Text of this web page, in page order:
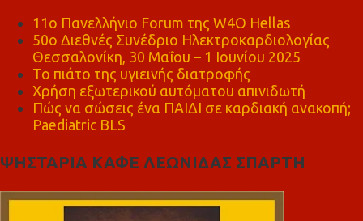
11ο Πανελλήνιο Forum της W4O Hellas
50ο Διεθνές Συνέδριο Ηλεκτροκαρδιολογίας
Θεσσαλονίκη, 30 Μαΐου – 1 Ιουνίου 2025
Το πιάτο της υγιεινής διατροφής
Χρήση εξωτερικού αυτόματου απινιδωτή
Πώς να σώσεις ένα ΠΑΙΔΙ σε καρδιακή ανακοπή;
Paediatric BLS
ΨΗΣΤΑΡΙΑ ΚΑΦΕ ΛΕΩΝΙΔΑΣ ΣΠΑΡΤΗ